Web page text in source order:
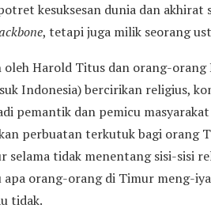
kesuksesan dunia dan akhirat
, tetapi juga milik seorang
oleh Harold Titus dan orang-
Indonesia) bercirikan religius,
pemantik dan pemicu
perbuatan terkutuk bagi orang
selama tidak menentang sisi-sisi
orang-orang di Timur meng-
tidak.